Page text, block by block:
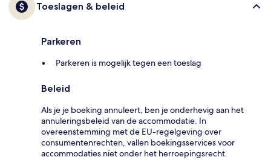
Toeslagen & beleid
Parkeren
Parkeren is mogelijk tegen een toeslag
Beleid
Als je je boeking annuleert, ben je onderhevig aan het
annuleringsbeleid van de accommodatie. In
overeenstemming met de EU-regelgeving over
consumentenrechten, vallen boekingsservices voor
accommodaties niet onder het herroepingsrecht.